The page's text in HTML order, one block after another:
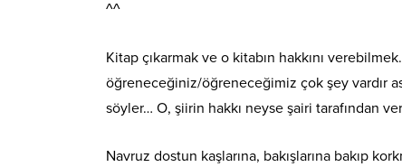
^^
Kitap çıkarmak ve o kitabın hakkını
öğreneceğiniz/öğreneceğimiz çok şey vardır
söyler… O, şiirin hakkı neyse şairi tarafından
Navruz dostun kaşlarına, bakışlarına bakıp